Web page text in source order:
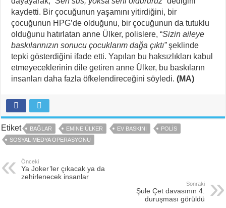
kaydetti. Bir çocuğunun yaşamını yitirdiğini, bir
çocuğunun HPG’de olduğunu, bir çocuğunun da tutuklu
olduğunu hatırlatan anne Ülker, polislere, “Sizin aileye
baskılarınızın sonucu çocuklarım dağa çıktı”şeklinde
tepki gösterdiğini ifade etti. Yapılan bu haksızlıkları kabul
etmeyeceklerinin dile getiren anne Ülker, bu baskıların
insanları daha fazla öfkelendireceğini söyledi.(MA)
Etiket BAĞLAR EMINE ÜLKER EV BASKINI
POLIS
SOSYAL MEDYA OPERASYONU
Önceki
Ya Joker’ler çıkacak ya da
zehirlenecek insanlar
Sonraki
Şule Çet davasının 4.
duruşması görüldü